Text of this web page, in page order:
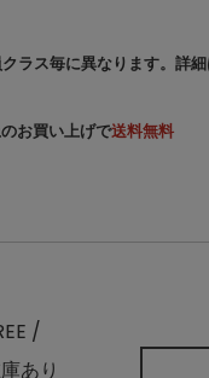
ラス毎に異なります。 詳
お買い上げで送料無料
/
あり